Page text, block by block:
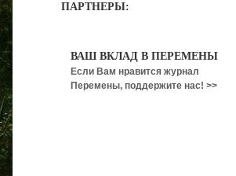
ПАРТНЕРЫ:
ВАШ ВКЛАД В ПЕРЕМЕНЫ
Если Вам нравится журнал
Перемены, поддержите нас! >>